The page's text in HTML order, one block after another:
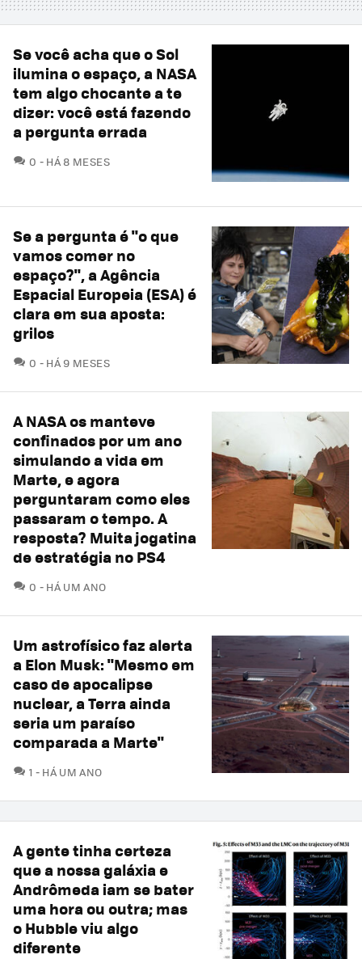
Se você acha que o Sol
ilumina o espaço, a NASA
tem algo chocante a te
dizer: você está fazendo
a pergunta errada
0 COMENTÁRIOS
HÁ 8 MESES
Se a pergunta é "o que
vamos comer no
espaço?", a Agência
Espacial Europeia (ESA) é
clara em sua aposta:
grilos
0 COMENTÁRIOS
HÁ 9 MESES
A NASA os manteve
confinados por um ano
simulando a vida em
Marte, e agora
perguntaram como eles
passaram o tempo. A
resposta? Muita jogatina
de estratégia no PS4
0 COMENTÁRIOS
HÁ UM ANO
Um astrofísico faz alerta
a Elon Musk: "Mesmo em
caso de apocalipse
nuclear, a Terra ainda
seria um paraíso
comparada a Marte"
1 COMENTÁRIOS
HÁ UM ANO
A gente tinha certeza
que a nossa galáxia e
Andrômeda iam se bater
uma hora ou outra; mas
o Hubble viu algo
diferente